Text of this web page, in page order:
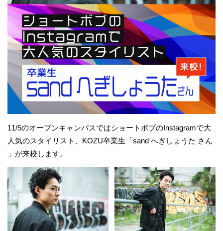
11/5のオープンキャンパスではショートボブのInstagramで大
人気のスタイリスト、KOZU卒業生「sand へぎしょうた さん
」が来校します。